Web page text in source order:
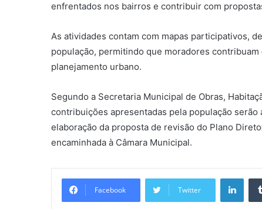
enfrentados nos bairros e contribuir com
As atividades contam com mapas participativos,
população, permitindo que moradores
planejamento urbano.
Segundo a Secretaria Municipal de Obras,
contribuições apresentadas pela população
elaboração da proposta de revisão do Plano
encaminhada à Câmara Municipal.
Facebook Twitter